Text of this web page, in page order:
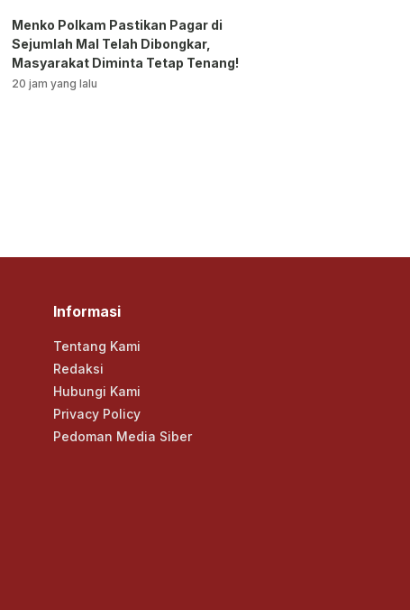
Menko Polkam Pastikan Pagar di
Sejumlah Mal Telah Dibongkar,
Masyarakat Diminta Tetap Tenang!
20 jam yang lalu
Informasi
Tentang Kami
Redaksi
Hubungi Kami
Privacy Policy
Pedoman Media Siber